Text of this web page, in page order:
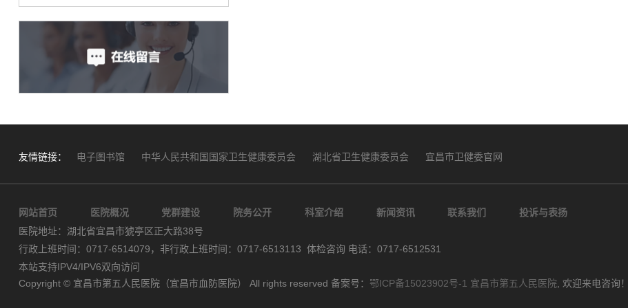
友情链接： 电子图书馆 中华人民共和国国家卫生健康委员会 湖北省卫生健康委员会 宜昌市卫健委官网
网站首页 医院概况 党群建设 院务公开 科室介绍 新闻资讯 联系我们
投诉与表扬
医院地址：湖北省宜昌市猇亭区正大路38号
行政上班时间：0717-6514079，非行政上班时间：0717-6513113 体检咨询 电话：0717-6512531
本站支持IPV4/IPV6双向访问
Copyright © 宜昌市第五人民医院（宜昌市血防医院） All rights reserved 备案号： 鄂ICP备15023902号-1 宜昌市第五人民医院 , 欢迎来电咨询！